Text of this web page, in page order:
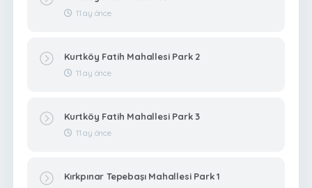
11 ay önce
Kurtköy Fatih Mahallesi Park 2
11 ay önce
Kurtköy Fatih Mahallesi Park 3
11 ay önce
Kırkpınar Tepebaşı Mahallesi Park 1